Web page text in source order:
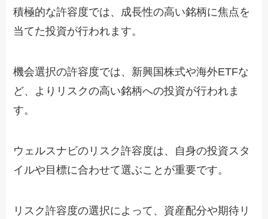
積極的な許容度では、成長性の高い銘柄に焦点を
当てた投資が行われます。
機会選択の許容度では、新興国株式や海外ETFな
ど、よりリスクの高い銘柄への投資が行われま
す。
ウェルスナビのリスク許容度は、自身の投資スタ
イルや目標に合わせて選ぶことが重要です。
リスク許容度の選択によって、資産配分や期待リ